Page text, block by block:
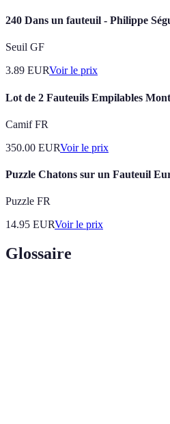
240 Dans un fauteuil - Philippe
Seuil GF
3.89 EURVoir le prix
Lot de 2 Fauteuils Empilables
Camif FR
350.00 EURVoir le prix
Puzzle Chatons sur un Fauteuil
Puzzle FR
14.95 EURVoir le prix
Glossaire